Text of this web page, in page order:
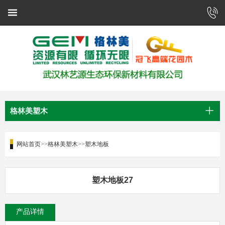
格林美塑木
网站首页>>格林美塑木>>塑木地板
塑木地板27
产品详情